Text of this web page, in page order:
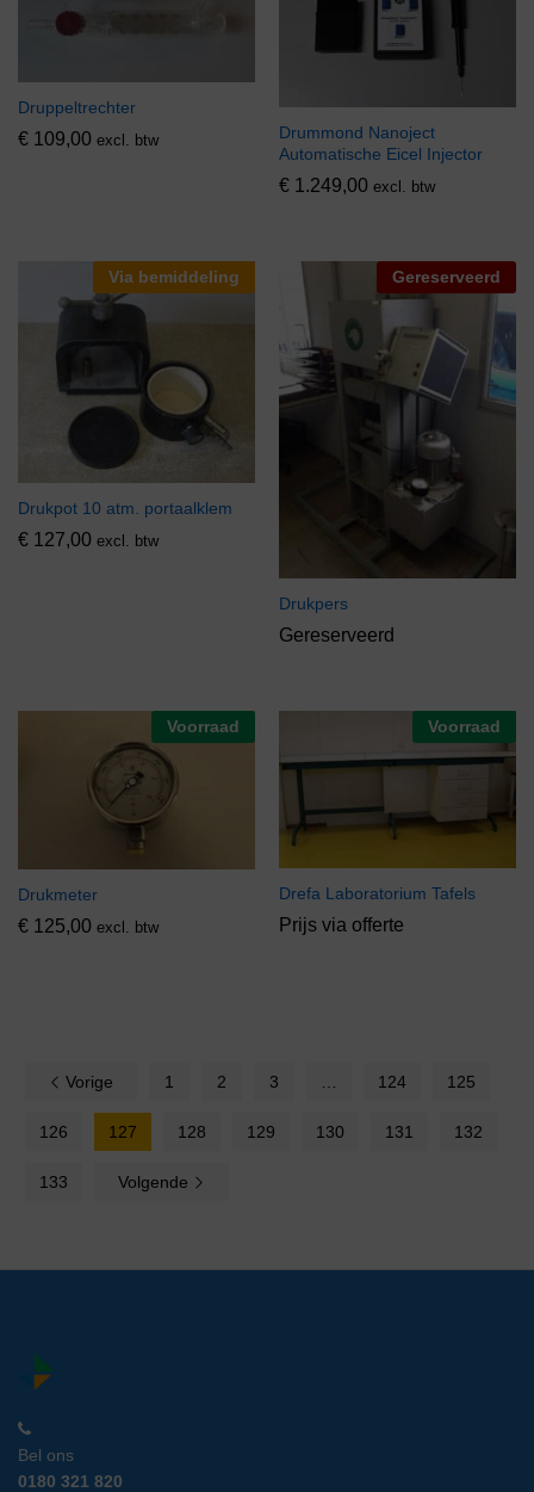
Druppeltrechter
€ 109,00 excl. btw
Drummond Nanoject
Automatische Eicel Injector
€ 1.249,00 excl. btw
Via bemiddeling
Drukpot 10 atm. portaalklem
€ 127,00 excl. btw
Gereserveerd
Drukpers
Gereserveerd
Voorraad
Drukmeter
€ 125,00 excl. btw
Voorraad
Drefa Laboratorium Tafels
Prijs via offerte
Vorige 1 2 3 124 125
126 127 128 129 130 131 132
133 Volgende
Bel ons
0180 321 820